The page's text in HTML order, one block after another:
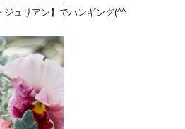
ュリアン】でハンギング(^^ゞ